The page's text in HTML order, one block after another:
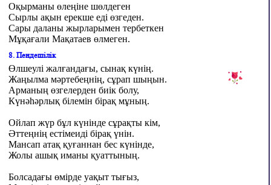
Оқырманы өлеңіне шөлдеген
Сырлы ақын ерекше еді өзгеден.
Сары даланы жырларымен тербеткен
Мұқағали Мақатаев өлмеген.
8. Пендешілік
Өлшеулі жалғандағы, сынақ күнің.
Жаңылма мәртебеңнің, сұрап шыңын.
Арманың өзгелерден биік болу,
Күнәһәрлық білемін бірақ мұның.
Ойлап жүр бұл күнінде сұрақты кім,
Әттеңнің естімеиді бірақ үнін.
Мансап атақ қуғаннан бес күнінде,
Жолы ашық иманы қуаттының.
Болсадағы өмірде уақыт тығыз,